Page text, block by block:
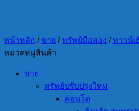
หน้าหลัก / ขาย / ทรัพย์มือสอง / ทาวน์เ
หมวดหมู่สินค้า
ขาย
ทรัพย์ปรับปรุงใหม่
คอนโด